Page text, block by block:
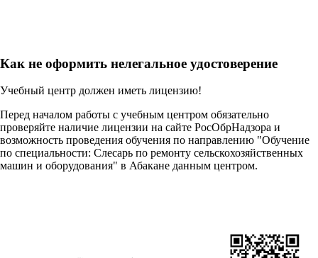
Как не оформить нелегальное удостоверение
Учебный центр должен иметь лицензию!
Перед началом работы с учебным центром обязательно
проверяйте наличие лицензии на сайте РосОбрНадзора и
возможность проведения обучения по направлению "Обучение
по специальности: Слесарь по ремонту сельскохозяйственных
машин и оборудования" в Абакане данным центром.